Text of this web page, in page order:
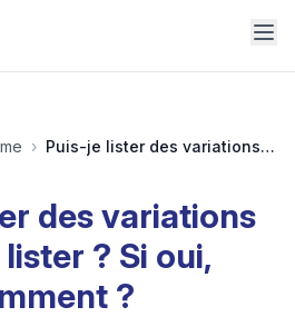
› Puis-je lister des variations avec ce lister ? Si oui, comment ?
des variations
? Si oui,
?